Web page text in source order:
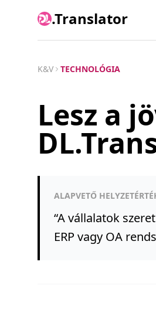
.Translator
K&V TECHNOLÓGIA
Lesz a
ALAPVETŐ
“A vállalatok
ERP vagy OA